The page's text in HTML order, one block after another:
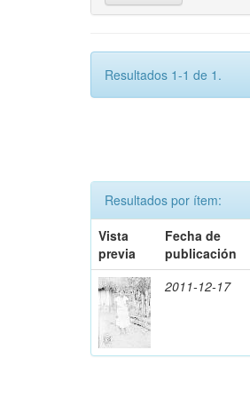
Resultados 1-1 de 1.
Resultados por ítem:
Vista
previa
Fecha de
publicación
2011-12-17